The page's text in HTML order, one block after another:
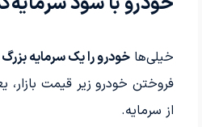
خیلی‌ها خودرو را یک سرمایه بزرگ
فروختن خودرو زیر قیمت
از سرمایه.